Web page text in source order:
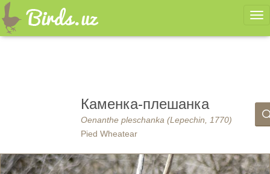
Каменка-плешанка
Oenanthe pleschanka (Lepechin, 1770)
Pied Wheatear